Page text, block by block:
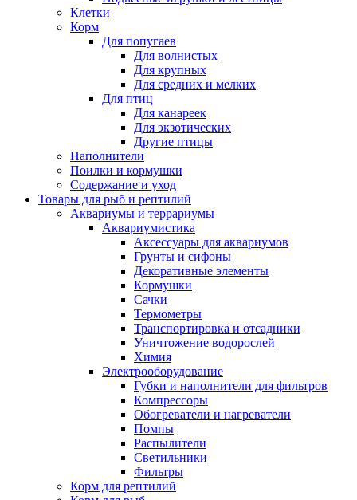
Клетки
Корм
Для попугаев
Для волнистых
Для крупных
Для средних и мелких
Для птиц
Для канареек
Для экзотических
Другие птицы
Наполнители
Поилки и кормушки
Содержание и уход
Товары для рыб и рептилий
Аквариумы и террариумы
Аквариумистика
Аксессуары для аквариумов
Грунты и сифоны
Декоративные элементы
Кормушки
Сачки
Термометры
Транспортировка и отсадники
Уничтожение водорослей
Химия
Электрооборудование
Губки и наполнители для фильтров
Компрессоры
Обогреватели и нагреватели
Помпы
Распылители
Светильники
Фильтры
Корм для рептилий